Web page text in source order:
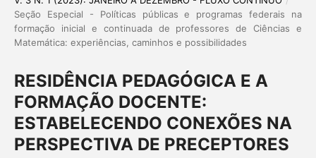
Seção Especial - Políticas públicas e programas federais na
formação inicial e continuada de professores de Ciências e
Matemática: experiências, caminhos e possibilidades
RESIDÊNCIA PEDAGÓGICA E A
FORMAÇÃO DOCENTE:
ESTABELECENDO CONEXÕES NA
PERSPECTIVA DE PRECEPTORES